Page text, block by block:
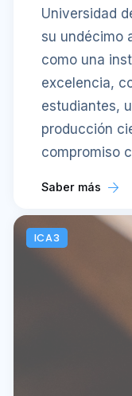
Universidad
su undécimo
como una
excelencia,
estudiantes,
producción
compromiso
Saber más
ICA3